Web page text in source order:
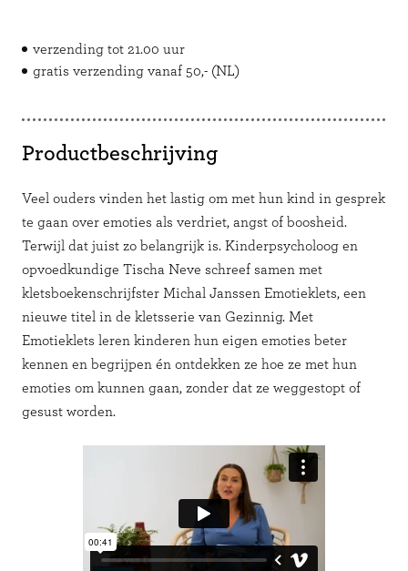
verzending tot 21.00 uur
gratis verzending vanaf 50,- (NL)
Productbeschrijving
Veel ouders vinden het lastig om met hun kind in gesprek
te gaan over emoties als verdriet, angst of boosheid.
Terwijl dat juist zo belangrijk is. Kinderpsycholoog en
opvoedkundige Tischa Neve schreef samen met
kletsboekenschrijfster Michal Janssen Emotieklets, een
nieuwe titel in de kletsserie van Gezinnig. Met
Emotieklets leren kinderen hun eigen emoties beter
kennen en begrijpen én ontdekken ze hoe ze met hun
emoties om kunnen gaan, zonder dat ze weggestopt of
gesust worden.